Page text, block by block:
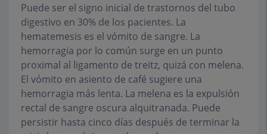
Puede ser el signo inicial de trastornos del tubo
digestivo en 30% de los pacientes. La
hematemesis es el vómito de sangre. La
hemorragia por lo común surge en un punto
proximal al ligamento de treitz, quizá con melena.
El vómito en asiento de café sugiere una
hemorragia más lenta. La melena es la expulsión
rectal de sangre oscura alquitranada. Puede
persistir hasta cinco días después de terminar la